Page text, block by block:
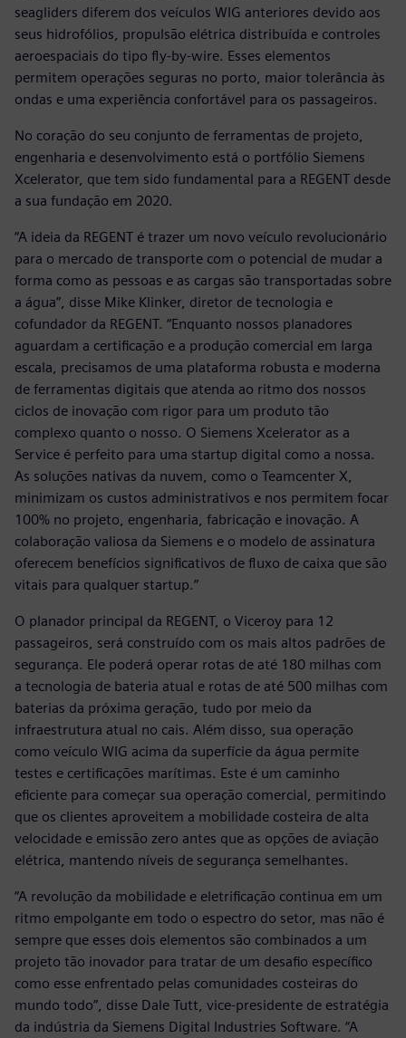
seagliders diferem dos veículos WIG anteriores devido aos
seus hidrofólios, propulsão elétrica distribuída e controles
aeroespaciais do tipo fly-by-wire. Esses elementos
permitem operações seguras no porto, maior tolerância às
ondas e uma experiência confortável para os passageiros.
No coração do seu conjunto de ferramentas de projeto,
engenharia e desenvolvimento está o portfólio Siemens
Xcelerator, que tem sido fundamental para a REGENT desde
a sua fundação em 2020.
“A ideia da REGENT é trazer um novo veículo revolucionário
para o mercado de transporte com o potencial de mudar a
forma como as pessoas e as cargas são transportadas sobre
a água”, disse Mike Klinker, diretor de tecnologia e
cofundador da REGENT. “Enquanto nossos planadores
aguardam a certificação e a produção comercial em larga
escala, precisamos de uma plataforma robusta e moderna
de ferramentas digitais que atenda ao ritmo dos nossos
ciclos de inovação com rigor para um produto tão
complexo quanto o nosso. O Siemens Xcelerator as a
Service é perfeito para uma startup digital como a nossa.
As soluções nativas da nuvem, como o Teamcenter X,
minimizam os custos administrativos e nos permitem focar
100% no projeto, engenharia, fabricação e inovação. A
colaboração valiosa da Siemens e o modelo de assinatura
oferecem benefícios significativos de fluxo de caixa que são
vitais para qualquer startup.”
O planador principal da REGENT, o Viceroy para 12
passageiros, será construído com os mais altos padrões de
segurança. Ele poderá operar rotas de até 180 milhas com
a tecnologia de bateria atual e rotas de até 500 milhas com
baterias da próxima geração, tudo por meio da
infraestrutura atual no cais. Além disso, sua operação
como veículo WIG acima da superfície da água permite
testes e certificações marítimas. Este é um caminho
eficiente para começar sua operação comercial, permitindo
que os clientes aproveitem a mobilidade costeira de alta
velocidade e emissão zero antes que as opções de aviação
elétrica, mantendo níveis de segurança semelhantes.
“A revolução da mobilidade e eletrificação continua em um
ritmo empolgante em todo o espectro do setor, mas não é
sempre que esses dois elementos são combinados a um
projeto tão inovador para tratar de um desafio específico
como esse enfrentado pelas comunidades costeiras do
mundo todo”, disse Dale Tutt, vice-presidente de estratégia
da indústria da Siemens Digital Industries Software. “A